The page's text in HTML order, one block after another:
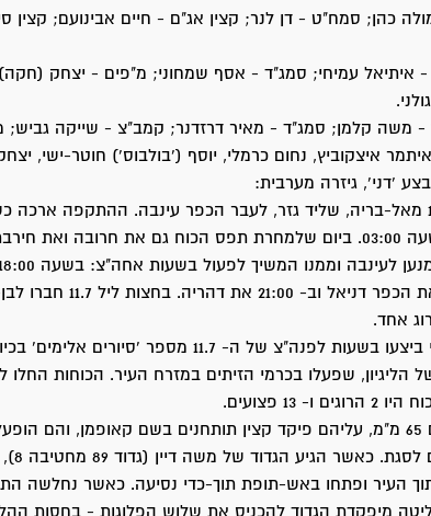
כהן; סמח"ט - דן לנר; קצין אג"ם - חיים אבינועם; קצין
- איתיאל עמיחי; סמג"ד - אסף שמחוני; מ"פים - יצחק (חקה)
- משה קלמן; סמג"ד - מאיר דרזדנר; קמב"צ - שייקה גביש;
איצקוביץ, נחום כרמלי, יוסף ('בולבוס') חוטר-ישי,
'דני', גיזרה מערבית:
הגדוד הראשון יצא בליל 10.7 מאל-בריה, שליד גזר, לעבר הכפר עינבה. ההתקפה
קוניסה.
הכפר ג'ימזו, בשעה 20:00 את הכפר דניאל וב- 21:00 את
אחד.
שתי פלוגות מהגדוד השלישי ביצעו בשעות לפנה"צ של ה- 11.7 מספר 'סיורים
של הליגיון, שפעלו בכרמי הזיתים במזרח העיר. הכוחות
פצועים.
לרשות הכוח עמדו 4 תותחים 65 מ"מ, עליהם פיקד קצין תותחנים בשם קאופמן, והם
משורייני
שלו לתוך העיר ופתחו באש-תופת תוך-כדי נסיעה. כאשר נחלשה
מיפקדת הגדוד להכניס את שלוש הפלוגות - בחסות